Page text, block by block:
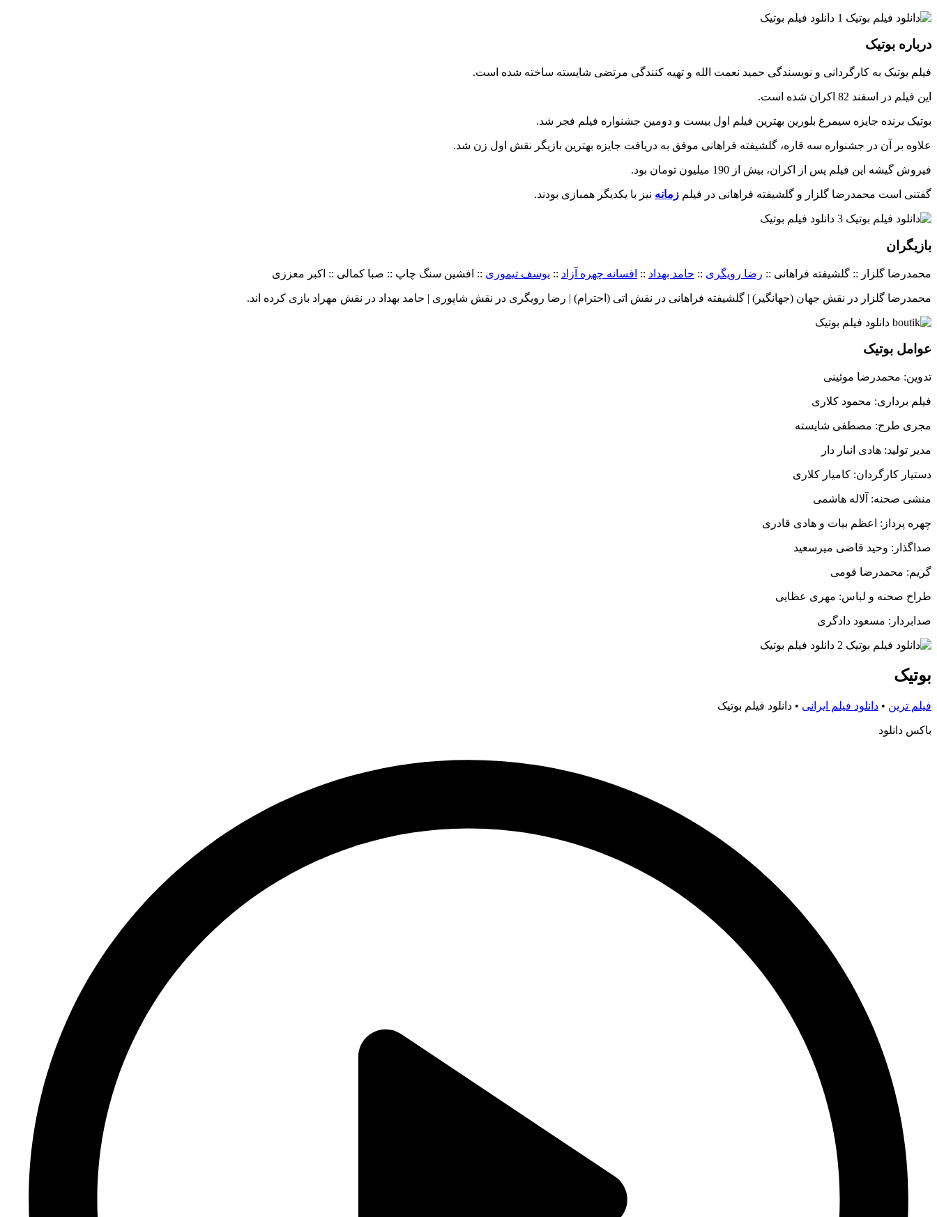
درباره بوتیک
فیلم بوتیک به کارگردانی و نویسندگی حمید نعمت الله و تهیه کنندگی مرتضی شایسته ساخته شده است.
این فیلم در اسفند 82 اکران شده است.
بوتیک برنده جایزه سیمرغ بلورین بهترین فیلم اول بیست و دومین جشنواره فیلم فجر شد.
علاوه بر آن در جشنواره سه قاره، گلشیفته فراهانی موفق به دریافت جایزه بهترین بازیگر نقش اول زن شد.
فیروش گیشه این فیلم پس از اکران، بیش از 190 میلیون تومان بود.
گفتنی است محمدرضا گلزار و گلشیفته فراهانی در فیلم زمانه نیز با یکدیگر همبازی بودند.
بازیگران
محمدرضا گلزار :: گلشیفته فراهانی :: رضا رویگری :: حامد بهداد :: افسانه چهره آزاد :: یوسف تیموری :: افشین سنگ چاپ :: صبا کمالی :: اکبر معززی
محمدرضا گلزار در نقش جهان (جهانگیر) | گلشیفته فراهانی در نقش اتی (احترام) | رضا رویگری در نقش شاپوری | حامد بهداد در نقش مهراد بازی کرده اند.
عوامل بوتیک
تدوین: محمدرضا موئینی
فیلم برداری: محمود کلاری
مجری طرح: مصطفی شایسته
مدیر تولید: هادی انبار دار
دستیار کارگردان: کامیار کلاری
منشی صحنه: آلاله هاشمی
چهره پرداز: اعظم بیات و هادی قادری
صداگذار: وحید قاضی میرسعید
گریم: محمدرضا قومی
طراح صحنه و لباس: مهری عظایی
صدابردار: مسعود دادگری
بوتیک
فیلم ترین • دانلود فیلم ایرانی • دانلود فیلم بوتیک
باکس دانلود